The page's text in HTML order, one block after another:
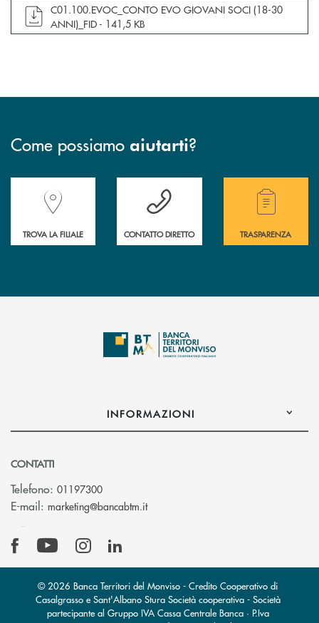
apre documento in una nuova finestra
C01.100.EVOC_CONTO EVO GIOVANI SOCI (18-30
ANNI)_FID - 141,5 KB
Come possiamo aiutarti?
Accedi all' elenco completo delle filiali della Banca.
TROVA LA FILIALE
Hai bisogno di assistenza immediata?
CONTATTO DIRETTO
Hai bisogno di
TRASPARENZA
INFORMAZIONI
CONTATTI
Telefono: 01197300
E-mail: marketing@bancabtm.it(si apre l’app di posta elettronica)
© 2026 Banca Territori del Monviso - Credito Cooperativo di
Casalgrasso e Sant'Albano Stura Società cooperativa - Società
partecipante al Gruppo IVA Cassa Centrale Banca · P.Iva